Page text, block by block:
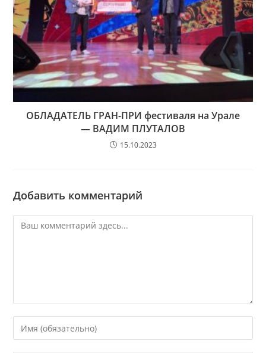
ОБЛАДАТЕЛЬ ГРАН-ПРИ фестиваля на Урале
— ВАДИМ ПЛУТАЛОВ
15.10.2023
Добавить комментарий